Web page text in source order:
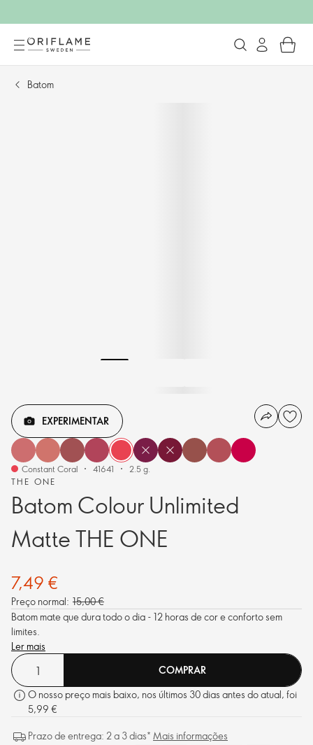
Batom
THE ONE
Batom Colour Unlimited
Matte THE ONE
EXPERIMENTAR
Constant Coral 41641 2.5 g.
7,49 €
Preço normal: 15,00 €
Batom mate que dura todo o dia - 12 horas de cor e conforto sem
limites.
Ler mais
COMPRAR
O nosso preço mais baixo, nos últimos 30 dias antes do atual, foi
5,99 €
Prazo de entrega: 2 a 3 dias* Mais informações